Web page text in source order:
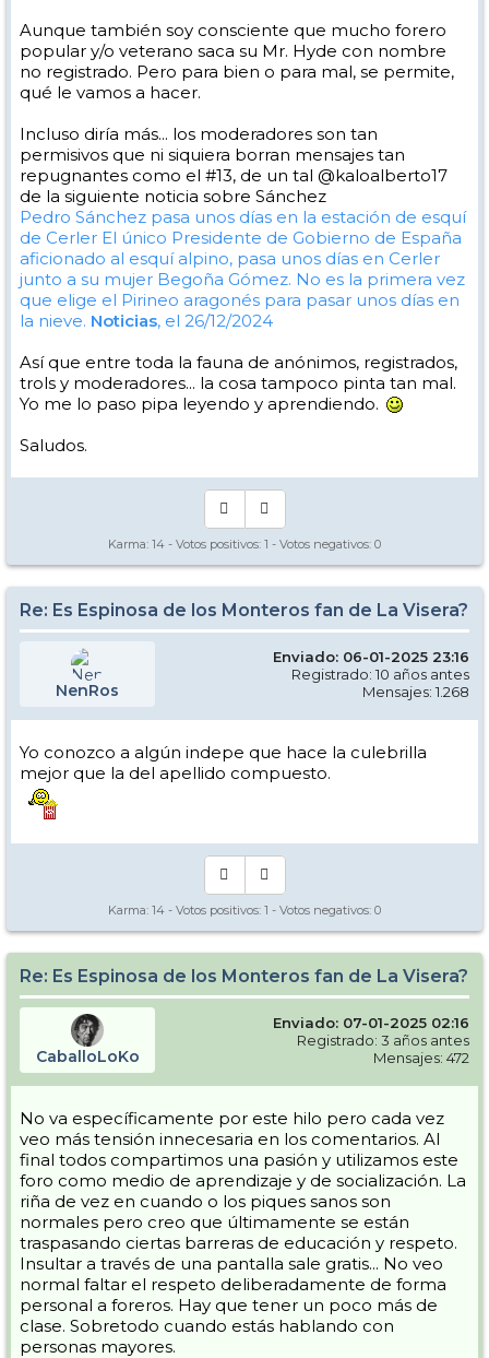
Aunque también soy consciente que mucho forero
popular y/o veterano saca su Mr. Hyde con nombre
no registrado. Pero para bien o para mal, se permite,
qué le vamos a hacer.
Incluso diría más... los moderadores son tan
permisivos que ni siquiera borran mensajes tan
repugnantes como el #13, de un tal @kaloalberto17
de la siguiente noticia sobre Sánchez
Pedro Sánchez pasa unos días en la estación de esquí
de Cerler El único Presidente de Gobierno de España
aficionado al esquí alpino, pasa unos días en Cerler
junto a su mujer Begoña Gómez. No es la primera vez
que elige el Pirineo aragonés para pasar unos días en
la nieve. Noticias, el 26/12/2024
Así que entre toda la fauna de anónimos, registrados,
trols y moderadores... la cosa tampoco pinta tan mal.
Yo me lo paso pipa leyendo y aprendiendo.
Saludos.
Karma: 14 - Votos positivos: 1 - Votos negativos: 0
Re: Es Espinosa de los Monteros fan de La Visera?
NenRos
Enviado: 06-01-2025 23:16
Registrado: 10 años antes
Mensajes: 1.268
Yo conozco a algún indepe que hace la culebrilla
mejor que la del apellido compuesto.
Karma: 14 - Votos positivos: 1 - Votos negativos: 0
Re: Es Espinosa de los Monteros fan de La Visera?
CaballoLoKo
Enviado: 07-01-2025 02:16
Registrado: 3 años antes
Mensajes: 472
No va específicamente por este hilo pero cada vez
veo más tensión innecesaria en los comentarios. Al
final todos compartimos una pasión y utilizamos este
foro como medio de aprendizaje y de socialización. La
riña de vez en cuando o los piques sanos son
normales pero creo que últimamente se están
traspasando ciertas barreras de educación y respeto.
Insultar a través de una pantalla sale gratis... No veo
normal faltar el respeto deliberadamente de forma
personal a foreros. Hay que tener un poco más de
clase. Sobretodo cuando estás hablando con
personas mayores.